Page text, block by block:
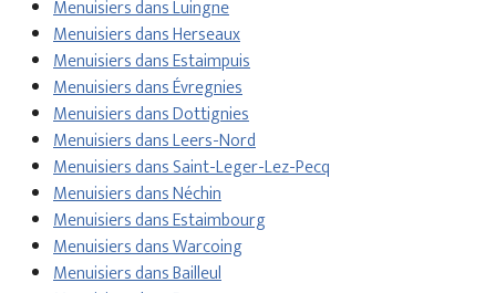
Menuisiers dans Luingne
Menuisiers dans Herseaux
Menuisiers dans Estaimpuis
Menuisiers dans Évregnies
Menuisiers dans Dottignies
Menuisiers dans Leers-Nord
Menuisiers dans Saint-Leger-Lez-Pecq
Menuisiers dans Néchin
Menuisiers dans Estaimbourg
Menuisiers dans Warcoing
Menuisiers dans Bailleul